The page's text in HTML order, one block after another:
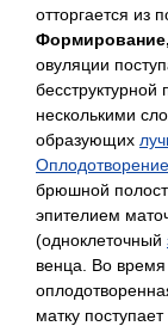
отторгается из
овуляции
несколькими
образующих
Оплодотворение
брюшной
эпителием
(одноклеточный
венца. Во
матку